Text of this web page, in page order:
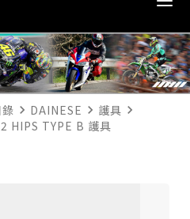
navigate_next DAINESE navigate_next 護具 navigate_next
HIPS TYPE B 護具